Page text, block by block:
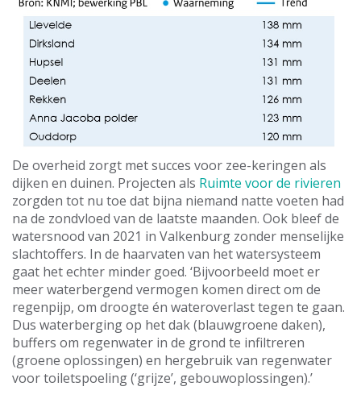
De overheid zorgt met succes voor zee-keringen als
dijken en duinen. Projecten als Ruimte voor de rivieren
zorgden tot nu toe dat bijna niemand natte voeten had
na de zondvloed van de laatste maanden. Ook bleef de
watersnood van 2021 in Valkenburg zonder menselijke
slachtoffers. In de haarvaten van het watersysteem
gaat het echter minder goed. ‘Bijvoorbeeld moet er
meer waterbergend vermogen komen direct om de
regenpijp, om droogte én wateroverlast tegen te gaan.
Dus waterberging op het dak (blauwgroene daken),
buffers om regenwater in de grond te infiltreren
(groene oplossingen) en hergebruik van regenwater
voor toiletspoeling (‘grijze’, gebouwoplossingen).’